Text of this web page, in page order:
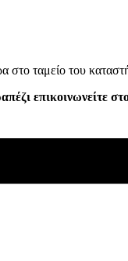
στο ταμείο του
επικοινωνείτε